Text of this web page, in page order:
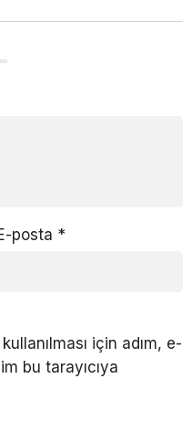
posta *
için adım, e-
bu tarayıcıya